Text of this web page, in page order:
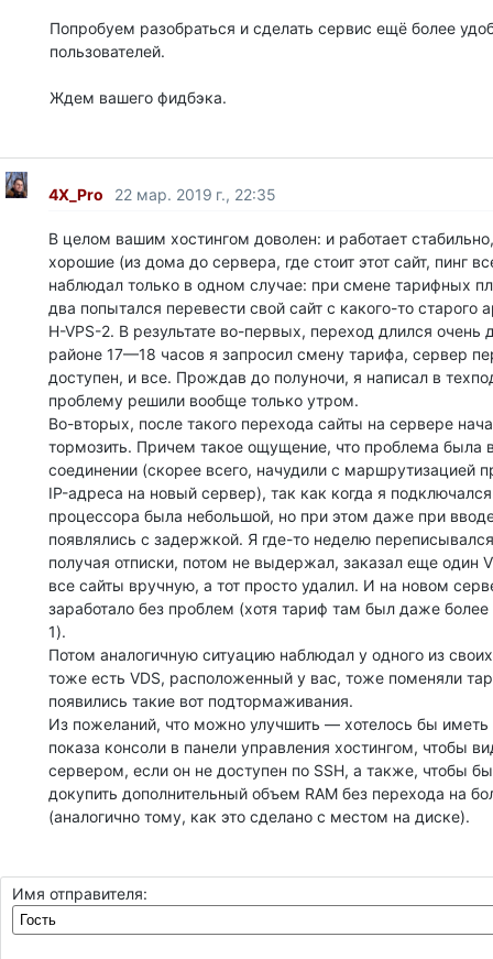
Попробуем разобраться и сделать сервис ещё более
пользователей.
Ждем вашего фидбэка.
4X_Pro 22 мар. 2019 г., 22:35
В целом вашим хостингом доволен: и работает
хорошие (из дома до сервера, где стоит этот сайт, пинг
наблюдал только в одном случае: при смене тарифных
два попытался перевести свой сайт с какого-то старого
H-VPS-2. В результате во-первых, переход длился очень
районе 17—18 часов я запросил смену тарифа, сервер
доступен, и все. Прождав до полуночи, я написал в
проблему решили вообще только утром.
Во-вторых, после такого перехода сайты на сервере
тормозить. Причем такое ощущение, что проблема была
соединении (скорее всего, начудили с маршрутизацией
IP-адреса на новый сервер), так как когда я подключался
процессора была небольшой, но при этом даже при
появлялись с задержкой. Я где-то неделю
получая отписки, потом не выдержал, заказал еще один
все сайты вручную, а тот просто удалил. И на новом
заработало без проблем (хотя тариф там был даже
1).
Потом аналогичную ситуацию наблюдал у одного из
тоже есть VDS, расположенный у вас, тоже поменяли
появились такие вот подтормаживания.
Из пожеланий, что можно улучшить — хотелось бы
показа консоли в панели управления хостингом, чтобы
сервером, если он не доступен по SSH, а также, чтобы
докупить дополнительный объем RAM без перехода на
(аналогично тому, как это сделано с местом на диске).
Имя отправителя: